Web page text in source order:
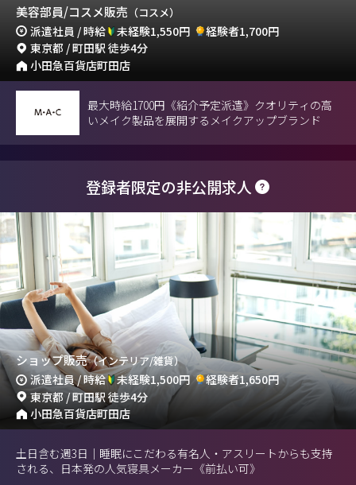
美容部員/コスメ販売 （コスメ）
派遣社員 / 時給 未経験1,550円
経験者1,700円
東京都 / 町田駅 徒歩4分
小田急百貨店町田店
最大時給1700円《紹介予定派遣》クオリティの高
いメイク製品を展開するメイクアップブランド
登録者限定の非公開求人
ショップ販売（インテリア/雑貨）
派遣社員 / 時給 未経験1,500円
経験者1,650円
東京都 / 町田駅 徒歩4分
小田急百貨店町田店
土日含む週3日｜睡眠にこだわる有名人・アスリートからも支持
される、日本発の人気寝具メーカー《前払い可》